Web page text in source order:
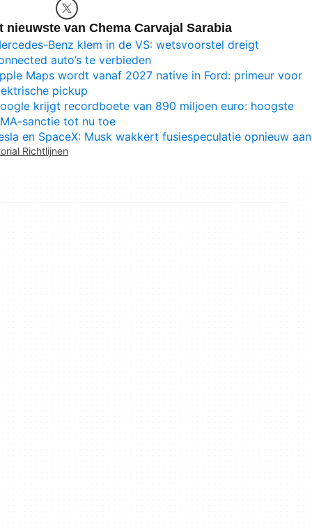
nieuwste van Chema Carvajal Sarabia
Benz klem in de VS: wetsvoorstel dreigt
auto’s te verbieden
Maps wordt vanaf 2027 native in Ford: primeur voor
pickup
krijgt recordboete van 890 miljoen euro: hoogste
sanctie tot nu toe
en SpaceX: Musk wakkert fusiespeculatie opnieuw aan
Richtlijnen